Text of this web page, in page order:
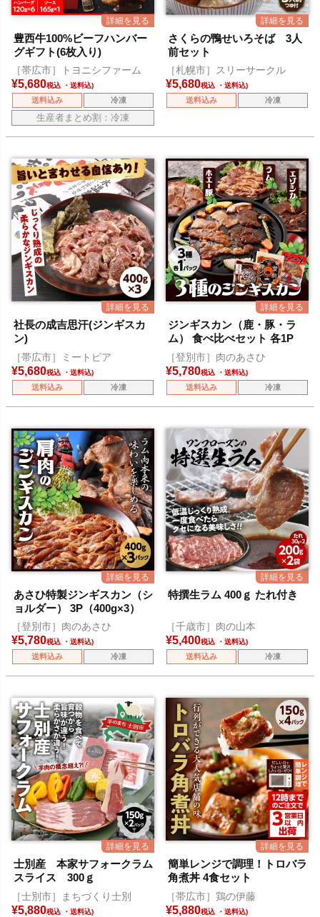
豊西牛100%ビーフハンバー
グギフト(6枚入り)
［帯広市］トヨニシファーム
¥5,680税込
送料込み 冷凍
生産者まとめ割：冷凍
さくらの鴨せいろそば 3人
前セット
［札幌市］スリーサークル
¥5,680税込
送料込み 冷凍
社長の成吉思汗(ジンギスカ
ン)
［帯広市］ミートピア
¥5,680税込
送料込み 冷凍
ジンギスカン（鹿・豚・ラ
ム） 食べ比べセット 各1P
［登別市］肉のあさひ
¥5,780税込
送料込み 冷凍
あさひ特製ジンギスカン（シ
ョルダー） 3P（400g×3）
［登別市］肉のあさひ
¥5,780税込
送料込み 冷凍
特撰生ラム 400ｇ たれ付き
［千歳市］肉の山本
¥5,400税込
送料込み 冷凍
士別産 本家サフォークラム
スライス 300ｇ
［士別市］まちづくり士別
¥5,880税込
簡単レンジで調理！トロバラ
角煮丼 4食セット
［帯広市］鶏の伊藤
¥5,880税込